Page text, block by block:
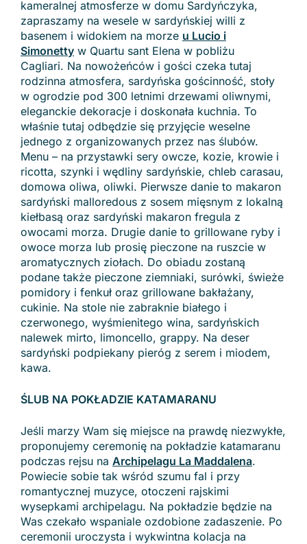
kameralnej atmosferze w domu Sardyńczyka,
zapraszamy na wesele w sardyńskiej willi z
basenem i widokiem na morze u Lucio i
Simonetty w Quartu sant Elena w pobliżu
Cagliari. Na nowożeńców i gości czeka tutaj
rodzinna atmosfera, sardyńska gościnność, stoły
w ogrodzie pod 300 letnimi drzewami oliwnymi,
eleganckie dekoracje i doskonała kuchnia. To
właśnie tutaj odbędzie się przyjęcie weselne
jednego z organizowanych przez nas ślubów.
Menu – na przystawki sery owcze, kozie, krowie i
ricotta, szynki i wędliny sardyńskie, chleb carasau,
domowa oliwa, oliwki. Pierwsze danie to makaron
sardyński malloredous z sosem mięsnym z lokalną
kiełbasą oraz sardyński makaron fregula z
owocami morza. Drugie danie to grillowane ryby i
owoce morza lub prosię pieczone na ruszcie w
aromatycznych ziołach. Do obiadu zostaną
podane także pieczone ziemniaki, surówki, świeże
pomidory i fenkuł oraz grillowane bakłażany,
cukinie. Na stole nie zabraknie białego i
czerwonego, wyśmienitego wina, sardyńskich
nalewek mirto, limoncello, grappy. Na deser
sardyński podpiekany pieróg z serem i miodem,
kawa.
ŚLUB NA POKŁADZIE KATAMARANU
Jeśli marzy Wam się miejsce na prawdę niezwykłe,
proponujemy ceremonię na pokładzie katamaranu
podczas rejsu na Archipelagu La Maddalena.
Powiecie sobie tak wśród szumu fal i przy
romantycznej muzyce, otoczeni rajskimi
wysepkami archipelagu. Na pokładzie będzie na
Was czekało wspaniale ozdobione zadaszenie. Po
ceremonii uroczysta i wykwintna kolacja na